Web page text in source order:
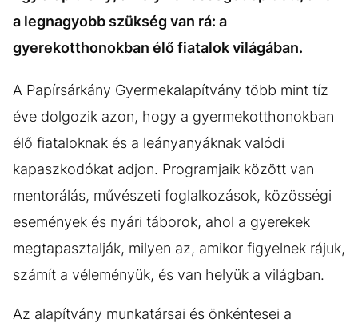
a legnagyobb szükség van rá: a
gyerekotthonokban élő fiatalok világában.
A Papírsárkány Gyermekalapítvány több mint tíz
éve dolgozik azon, hogy a gyermekotthonokban
élő fiataloknak és a leányanyáknak valódi
kapaszkodókat adjon. Programjaik között van
mentorálás, művészeti foglalkozások, közösségi
események és nyári táborok, ahol a gyerekek
megtapasztalják, milyen az, amikor figyelnek rájuk,
számít a véleményük, és van helyük a világban.
Az alapítvány munkatársai és önkéntesei a